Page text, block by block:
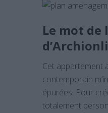
Le mot de
Cet appartement
contemporain
épurées. Pour
totalement